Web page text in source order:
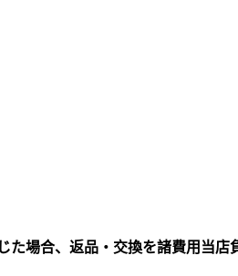
場合、返品・交換を諸費用当店